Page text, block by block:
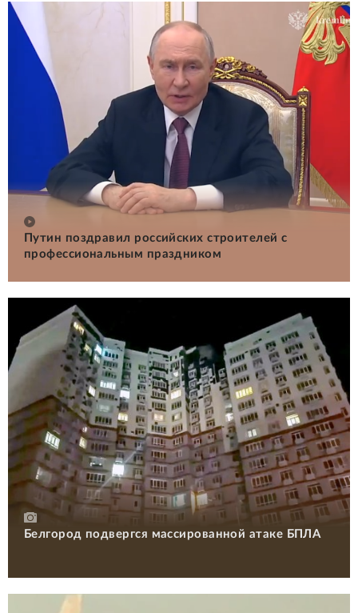
Путин поздравил российских строителей с
профессиональным праздником
Белгород подвергся массированной атаке БПЛА